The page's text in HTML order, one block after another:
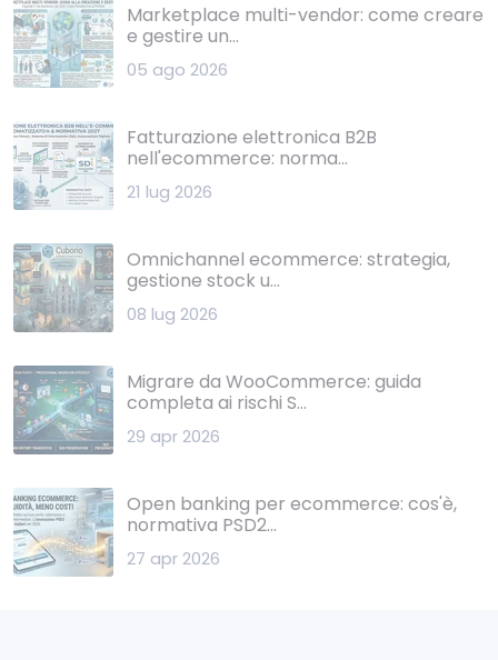
Marketplace multi-vendor: come creare
e gestire un...
05 ago 2026
Fatturazione elettronica B2B
nell'ecommerce: norma...
21 lug 2026
Omnichannel ecommerce: strategia,
gestione stock u...
08 lug 2026
Migrare da WooCommerce: guida
completa ai rischi S...
29 apr 2026
Open banking per ecommerce: cos'è,
normativa PSD2...
27 apr 2026